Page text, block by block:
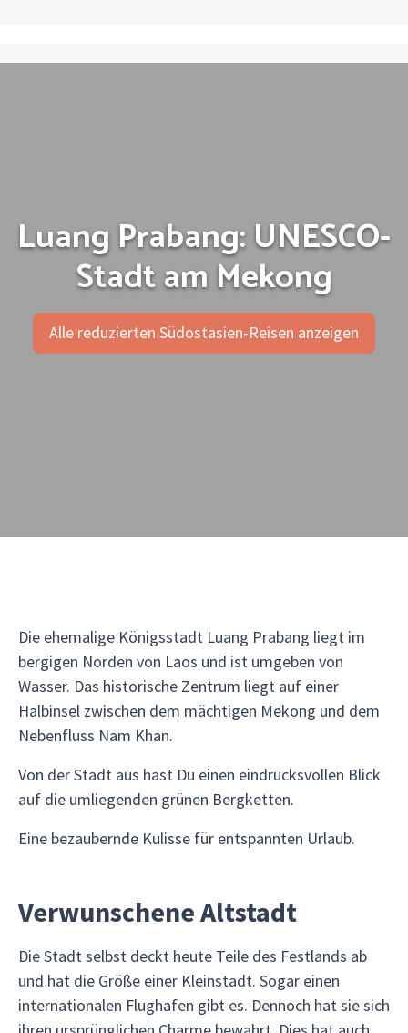
Luang Prabang: UNESCO-
Stadt am Mekong
Alle reduzierten Südostasien-Reisen anzeigen
Die ehemalige Königsstadt Luang Prabang liegt im
bergigen Norden von Laos und ist umgeben von
Wasser. Das historische Zentrum liegt auf einer
Halbinsel zwischen dem mächtigen Mekong und dem
Nebenfluss Nam Khan.
Von der Stadt aus hast Du einen eindrucksvollen Blick
auf die umliegenden grünen Bergketten.
Eine bezaubernde Kulisse für entspannten Urlaub.
Verwunschene Altstadt
Die Stadt selbst deckt heute Teile des Festlands ab
und hat die Größe einer Kleinstadt. Sogar einen
internationalen Flughafen gibt es. Dennoch hat sie sich